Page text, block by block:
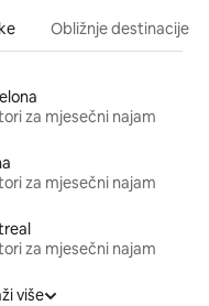
Obližnje destinacije
za mjesečni najam
za mjesečni najam
za mjesečni najam
više